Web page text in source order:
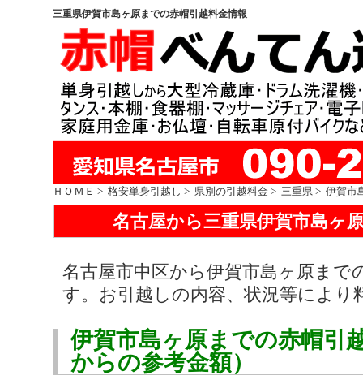
三重県伊賀市島ヶ原までの赤帽引越料金情報
ＨＯＭＥ > 格安単身引越し > 県別の引越料金 > 三重県 > 伊賀市
名古屋から三重県伊賀市島ヶ
名古屋市中区から伊賀市島ヶ原まで
す。お引越しの内容、状況等により
伊賀市島ヶ原までの赤帽引
からの参考金額）